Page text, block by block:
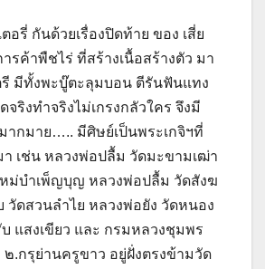
อรี่ กันด้วยเรื่องปิดท้าย ของ เสี่ย
ารค้าพืชไร่ ที่สร้างเนื้อสร้างตัว มา
มีทั้งพะบู๊ตะลุมบอน ตีรันฟันแทง
ริงทำจริงไม่เกรงกลัวใคร จึงมี
ากมาย….. มีศิษย์เป็นพระเกจิฯที่
า เช่น หลวงพ่อปลื้ม วัดมะขามเฒ่า
ม่บำเพ็ญบุญ หลวงพ่อปลื้ม วัดสังฆ
วัดสวนลำไย หลวงพ่อยัง วัดหนอง
แสงเขียว และ กรมหลวงชุมพร
.กรุย่านครูขาว อยู่ฝั่งตรงข้ามวัด